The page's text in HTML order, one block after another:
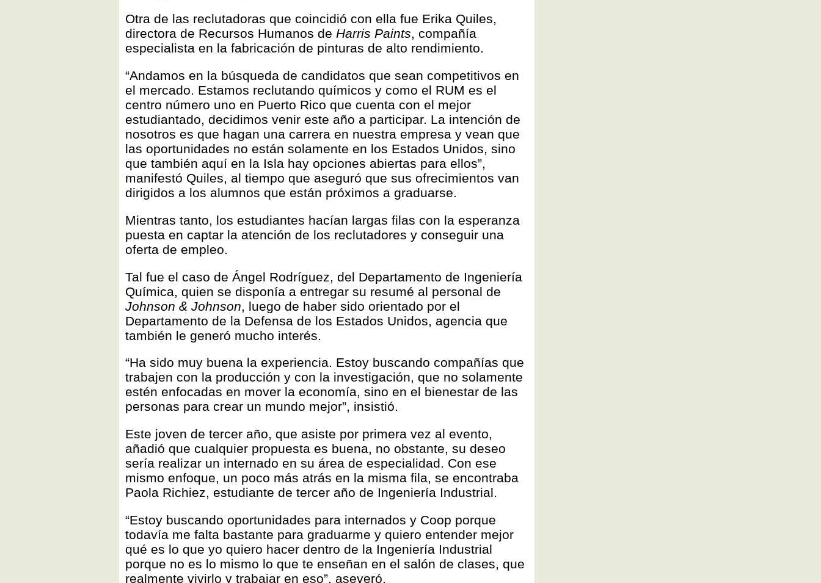
Otra de las reclutadoras que coincidió con ella fue Erika Quiles,
directora de Recursos Humanos de Harris Paints, compañía
especialista en la fabricación de pinturas de alto rendimiento.
“Andamos en la búsqueda de candidatos que sean competitivos en
el mercado. Estamos reclutando químicos y como el RUM es el
centro número uno en Puerto Rico que cuenta con el mejor
estudiantado, decidimos venir este año a participar. La intención de
nosotros es que hagan una carrera en nuestra empresa y vean que
las oportunidades no están solamente en los Estados Unidos, sino
que también aquí en la Isla hay opciones abiertas para ellos”,
manifestó Quiles, al tiempo que aseguró que sus ofrecimientos van
dirigidos a los alumnos que están próximos a graduarse.
Mientras tanto, los estudiantes hacían largas filas con la esperanza
puesta en captar la atención de los reclutadores y conseguir una
oferta de empleo.
Tal fue el caso de Ángel Rodríguez, del Departamento de Ingeniería
Química, quien se disponía a entregar su resumé al personal de
Johnson & Johnson , luego de haber sido orientado por el
Departamento de la Defensa de los Estados Unidos, agencia que
también le generó mucho interés.
“Ha sido muy buena la experiencia. Estoy buscando compañías que
trabajen con la producción y con la investigación, que no solamente
estén enfocadas en mover la economía, sino en el bienestar de las
personas para crear un mundo mejor”, insistió.
Este joven de tercer año, que asiste por primera vez al evento,
añadió que cualquier propuesta es buena, no obstante, su deseo
sería realizar un internado en su área de especialidad. Con ese
mismo enfoque, un poco más atrás en la misma fila, se encontraba
Paola Richiez, estudiante de tercer año de Ingeniería Industrial.
“Estoy buscando oportunidades para internados y Coop porque
todavía me falta bastante para graduarme y quiero entender mejor
qué es lo que yo quiero hacer dentro de la Ingeniería Industrial
porque no es lo mismo lo que te enseñan en el salón de clases, que
realmente vivirlo y trabajar en eso”, aseveró.